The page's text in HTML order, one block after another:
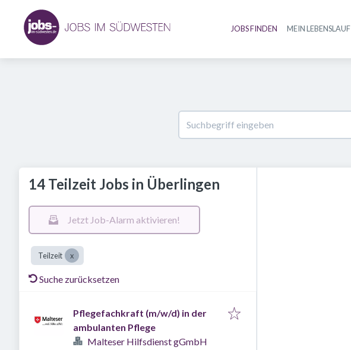
JOBS FINDEN MEIN LEBENSLAUF
14 Teilzeit Jobs in Überlingen
Jetzt Job-Alarm aktivieren!
Teilzeit
Suche zurücksetzen
Pflegefachkraft (m/w/d) in der
ambulanten Pflege
Malteser Hilfsdienst gGmbH